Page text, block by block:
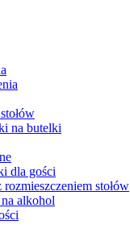
na butelki
dla gości
rozmieszczeniem stołów
alkohol